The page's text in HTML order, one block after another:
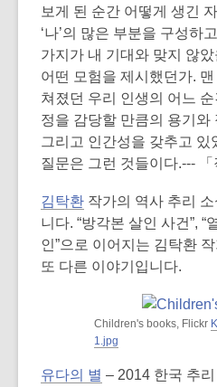
보게 된 순간 어떻게 생긴
‘나’의 많은 부분을 구성하
가지가 내 기대와 맞지 않
어떤 모험을 제시했던가.
쳐졌던 우리 인생의 어느
정을 감당할 만큼의 용기와
그리고 인간성을 갖추고 있
질문은 그런 것들이다.---
김탁환 작가의 역사 추리 소
니다. “방각본 살인 사건”, “
인”으로 이어지는 김탁환
또 다른 이야기입니다.
Children's books, Flickr
1.jpg
유다의 별 – 2014 한국 추